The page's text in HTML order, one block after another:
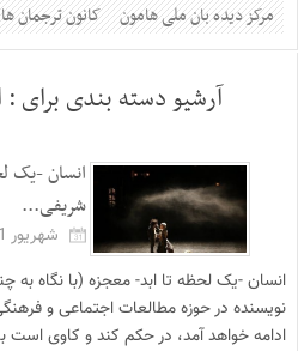
مرکز دیده بان ملی هامون
کانون ترجمان
آرشیو دسته بندی برای :
انسان -یک
شریفی...
شهریور 11, 1400
انسان -یک لحظه تا ابد- معجزه (با نگاه به
نویسنده در حوزه مطالعات اجتماعی و
ادامه خواهد آمد، در حکم کند و کاوی است